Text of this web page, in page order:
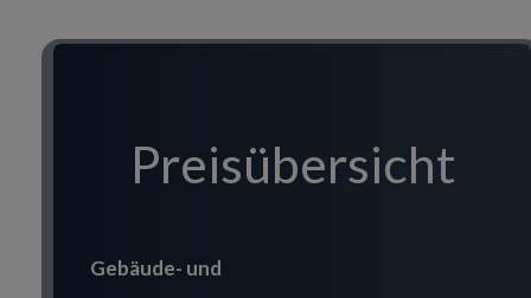
Preisübersicht
Gebäude- und